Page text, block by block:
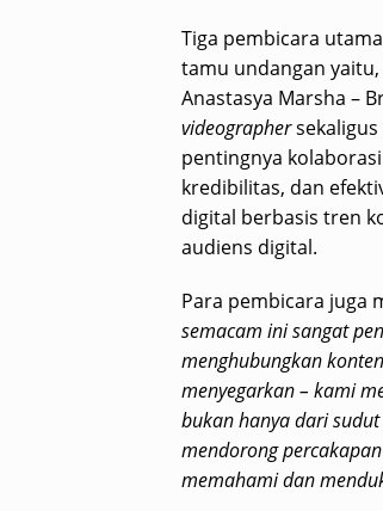
Tiga pembicara
tamu undangan yaitu,
Anastasya Marsha –
videographersekaligus
pentingnya
kredibilitas, dan
digital berbasis tren
audiens digital.
Para pembicara juga
semacam ini sangat
menghubungkan
menyegarkan – kami
bukan hanya dari
mendorong
memahami dan